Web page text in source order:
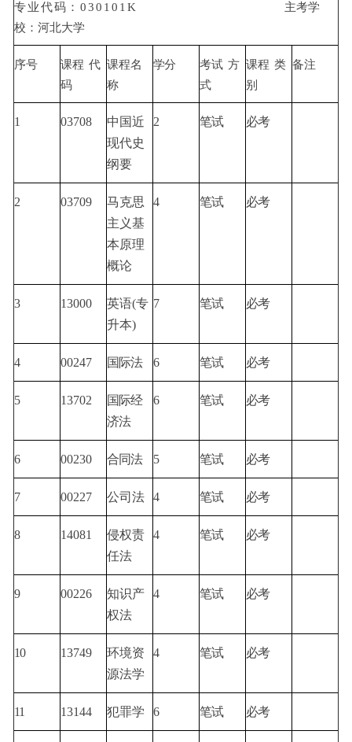
专业代码：030101K
主考学
校：河北大学
序号 课程 代
码
课程名
称
学分 考试 方
式
课程 类
别
备注
1 03708
中国近
现代史
纲要
2 笔试 必考
2 03709
马克思
主义基
本原理
概论
4 笔试 必考
3 13000 英语(专
升本)
7 笔试 必考
4 00247 国际法 6 笔试 必考
5 13702
国际经
济法
6 笔试 必考
6 00230 合同法 5 笔试 必考
7 00227 公司法 4 笔试 必考
8 14081
侵权责
任法
4 笔试 必考
9 00226
知识产
权法
4 笔试 必考
10 13749
环境资
源法学
4 笔试 必考
11 13144 犯罪学 6 笔试 必考